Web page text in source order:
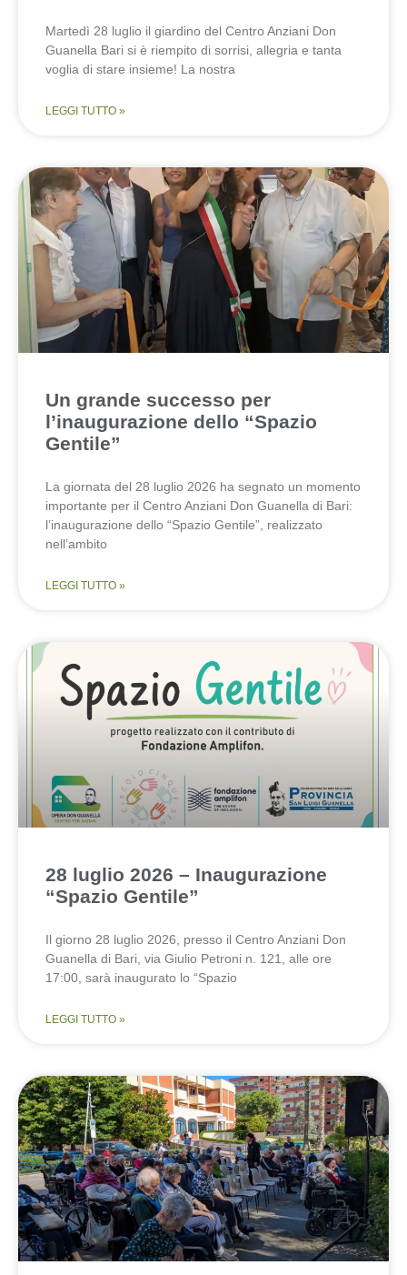
Martedì 28 luglio il giardino del Centro Anziani Don
Guanella Bari si è riempito di sorrisi, allegria e tanta
voglia di stare insieme! La nostra
LEGGI TUTTO »
Un grande successo per
l’inaugurazione dello “Spazio
Gentile”
La giornata del 28 luglio 2026 ha segnato un momento
importante per il Centro Anziani Don Guanella di Bari:
l’inaugurazione dello “Spazio Gentile”, realizzato
nell’ambito
LEGGI TUTTO »
28 luglio 2026 – Inaugurazione
“Spazio Gentile”
Il giorno 28 luglio 2026, presso il Centro Anziani Don
Guanella di Bari, via Giulio Petroni n. 121, alle ore
17:00, sarà inaugurato lo “Spazio
LEGGI TUTTO »